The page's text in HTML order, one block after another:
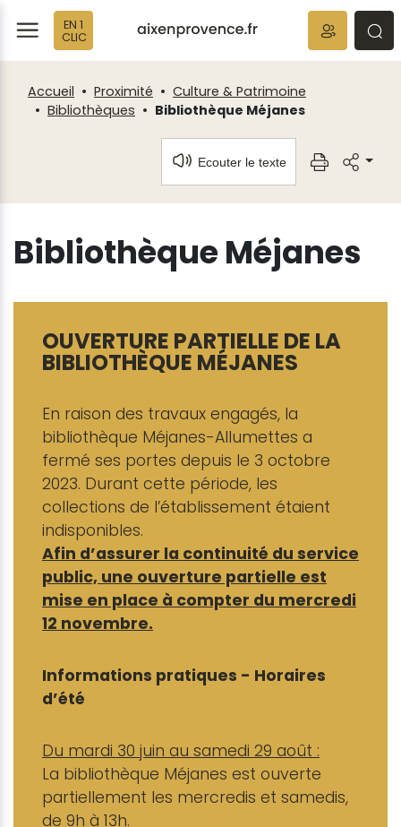
EN 1
CLIC
Accueil Proximité
Culture & Patrimoine
Bibliothèques
Bibliothèque Méjanes
Ecouter le texte
Bibliothèque Méjanes
OUVERTURE PARTIELLE DE LA
BIBLIOTHÈQUE MÉJANES
En raison des travaux engagés, la
bibliothèque Méjanes-Allumettes a
fermé ses portes depuis le 3 octobre
2023. Durant cette période, les
collections de l’établissement étaient
indisponibles.
Afin d’assurer la continuité du service
public, une ouverture partielle est
mise en place à compter du mercredi
12 novembre.
Informations pratiques - Horaires
d’été
Du mardi 30 juin au samedi 29 août :
La bibliothèque Méjanes est ouverte
partiellement les mercredis et samedis,
de 9h à 13h.
Fenêtre
de
chat
Panneau de gestion des cookies